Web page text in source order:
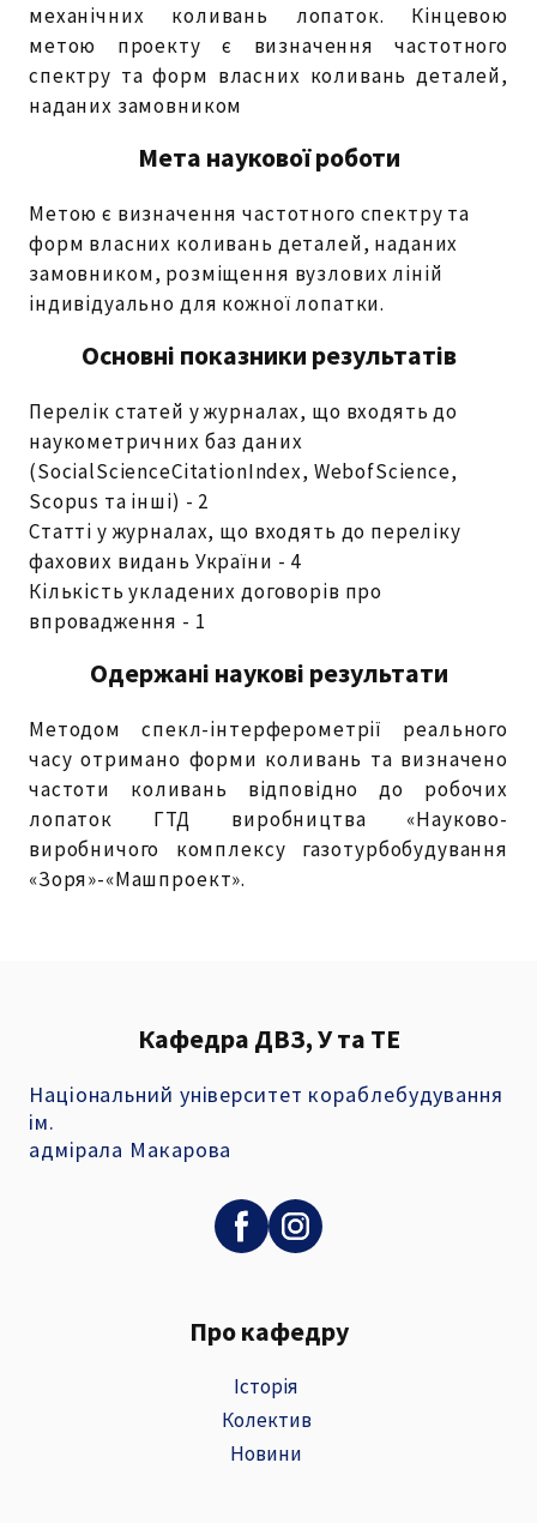
механічних коливань лопаток. Кінцевою
метою проекту є визначення частотного
спектру та форм власних коливань деталей,
наданих замовником
Мета наукової роботи
Метою є визначення частотного спектру та
форм власних коливань деталей, наданих
замовником, розміщення вузлових ліній
індивідуально для кожної лопатки.
Основні показники результатів
Перелік статей у журналах, що входять до
наукометричних баз даних
(SocialScienceCitationIndex, WebofScience,
Scopus та інші) - 2
Статті у журналах, що входять до переліку
фахових видань України - 4
Кількість укладених договорів про
впровадження - 1
Одержані наукові результати
Методом спекл-інтерферометрії реального
часу отримано форми коливань та визначено
частоти коливань відповідно до робочих
лопаток ГТД виробництва «Науково-
виробничого комплексу газотурбобудування
«Зоря»-«Машпроект».
Кафедра ДВЗ, У та ТЕ
Національний університет кораблебудування
ім.
адмірала Макарова
Про кафедру
Історія
Колектив
Новини